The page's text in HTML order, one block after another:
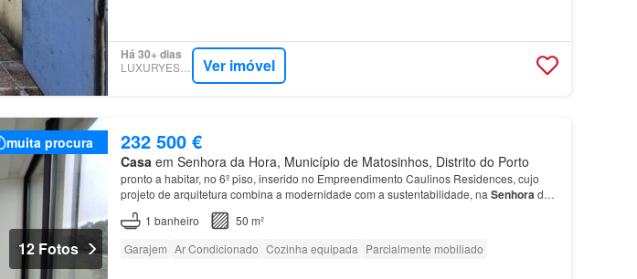
Há 30+ dias
LUXURYESTATE Ver imóvel
muita procura
12 Fotos
232 500 €
Casa em Senhora da Hora, Município de Matosinhos, Distrito do Porto
pronto a habitar, no 6º piso, inserido no Empreendimento Caulinos Residences, cujo
projeto de arquitetura combina a modernidade com a sustentabilidade, na Senhorada
Hora Matosinhos.…
1 banheiro
50 m²
Garajem Ar Condicionado Cozinha equipada Parcialmente mobiliado